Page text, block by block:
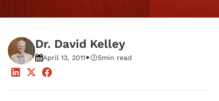
Dr. David Kelley
April 13, 2011• 5min read